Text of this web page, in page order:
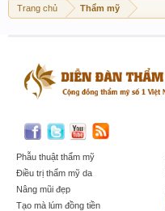
Trang chủ Thẩm mỹ
Phẫu thuật thẩm mỹ
Điều trị thẩm mỹ da
Nâng mũi đẹp
Tạo mà lúm đồng tiền